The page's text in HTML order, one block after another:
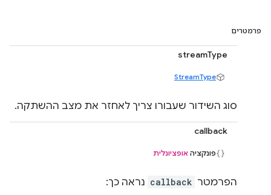
פרמטרים
streamType
StreamType
סוג השידור שעבורו צריך לאחזר את מצב ההשתקה.
callback
פונקציה אופציונלית
הפרמטר callback נראה כך: